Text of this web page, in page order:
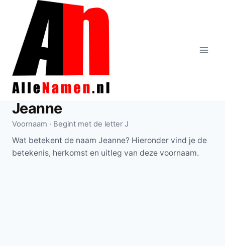
Doorgaan
inhoud
Jeanne
Voornaam · Begint met de letter J
Wat betekent de naam Jeanne? Hieronder vind je de
betekenis, herkomst en uitleg van deze voornaam.